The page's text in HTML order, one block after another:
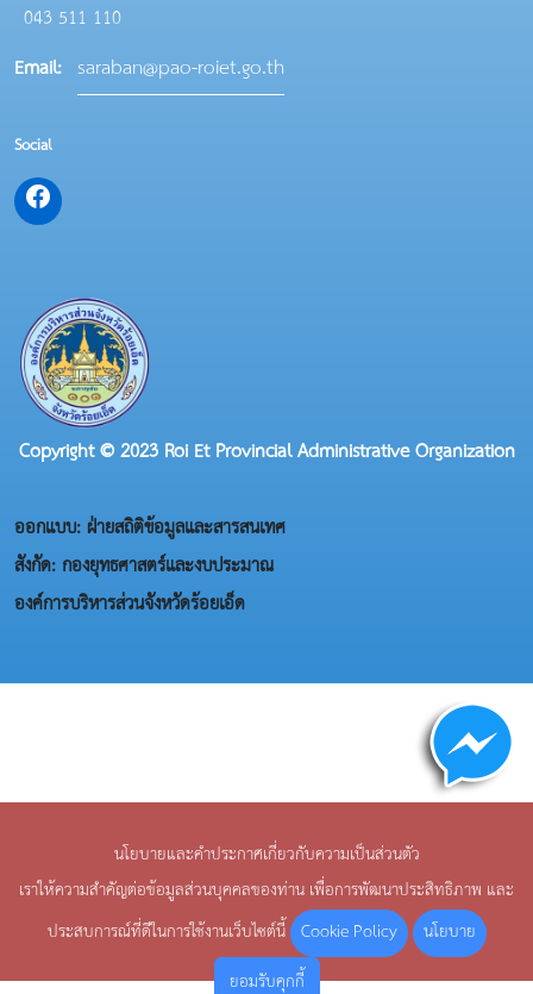
043 511 110
Email: saraban@pao-roiet.go.th
Social
Copyright © 2023 Roi Et Provincial Administrative Organization
ออกแบบ: ฝ่ายสถิติข้อมูลและสารสนเทศ
สังกัด: กองยุทธศาสตร์และงบประมาณ
องค์การบริหารส่วนจังหวัดร้อยเอ็ด
นโยบายและคำประกาศเกี่ยวกับความเป็นส่วนตัว
เราให้ความสำคัญต่อข้อมูลส่วนบุคคลของท่าน เพื่อการพัฒนาประสิทธิภาพ และ
ประสบการณ์ที่ดีในการใช้งานเว็บไซต์นี้ Cookie Policy
นโยบาย
ยอมรับคุกกี้